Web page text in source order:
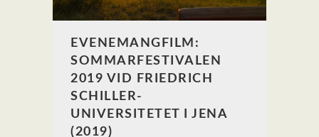
EVENEMANGFILM:
SOMMARFESTIVALEN
2019 VID FRIEDRICH
SCHILLER-
UNIVERSITETET I JENA
(2019)